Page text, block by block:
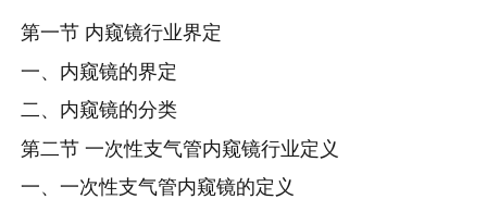
第一节 内窥镜行业界定
一、内窥镜的界定
二、内窥镜的分类
第二节 一次性支气管内窥镜行业定义
一、一次性支气管内窥镜的定义